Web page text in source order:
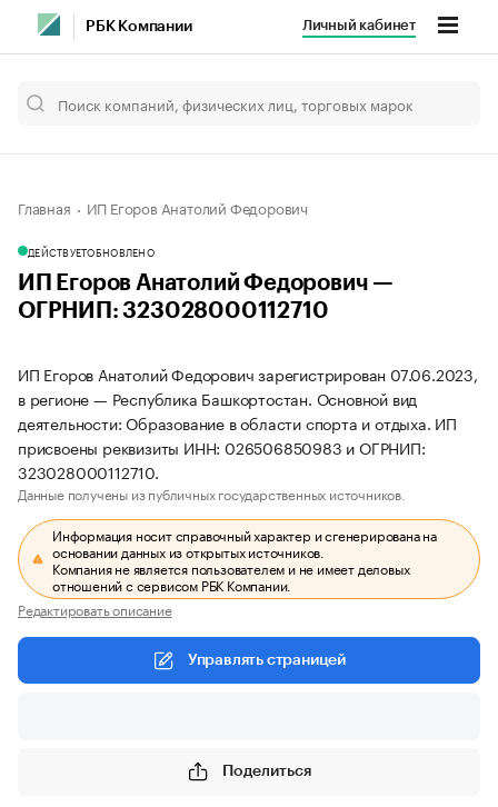
РБК Компании Личный кабинет
Главная ИП Егоров Анатолий Федорович
ДЕЙСТВУЕТОБНОВЛЕНО
ИП Егоров Анатолий Федорович —
ОГРНИП: 323028000112710
ИП Егоров Анатолий Федорович зарегистрирован 07.06.2023,
в регионе — Республика Башкортостан. Основной вид
деятельности: Образование в области спорта и отдыха. ИП
присвоены реквизиты ИНН: 026506850983 и ОГРНИП:
323028000112710.
Данные получены из публичных государственных источников.
Информация носит справочный характер и сгенерирована на
основании данных из открытых источников.
Компания не является пользователем и не имеет деловых
отношений с сервисом РБК Компании.
Редактировать описание
Управлять страницей
Поделиться